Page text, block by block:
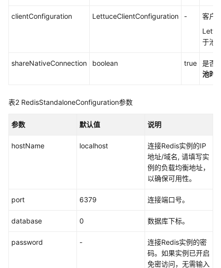
Redis
通
言
clientConfiguration LettuceClientConfiguration -
客户
于池
shareNativeConnection boolean true
是否
池时
表2 RedisStandaloneConfiguration参数
参数 默认值 说明
hostName localhost
连接Redis实例的IP
地址/域名, 请填写实
例的负载均衡地址，
以确保可用性。
port 6379 连接端口号。
database 0 数据库下标。
password -
连接Redis实例的密
码。如果实例已开启
免密访问，无需输入